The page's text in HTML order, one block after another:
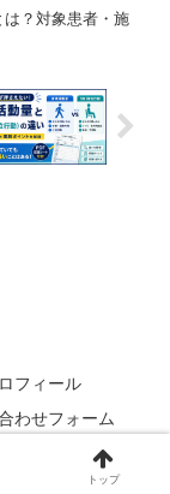
？対象患者・施
フィール
わせフォーム
トップ